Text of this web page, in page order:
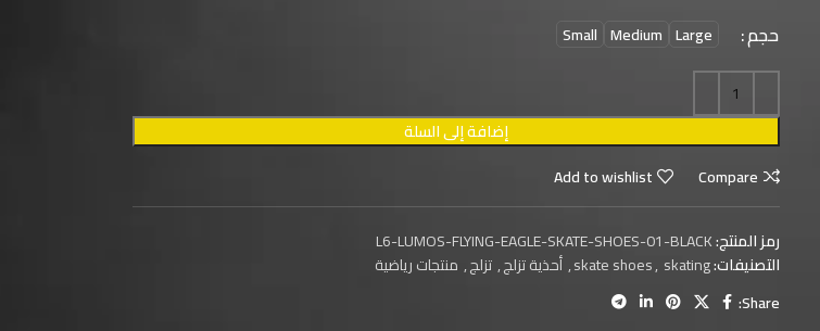
حجم Large
Medium
Small
إضافة إلى السلة
Compare
Add to wishlist
رمز المنتج:L6-LUMOS-FLYING-EAGLE-SKATE-SHOES-01-BLACK
التصنيفات:
skate shoes, skating
,أحذية تزلج,تزلج, منتجات رياضية
Share: